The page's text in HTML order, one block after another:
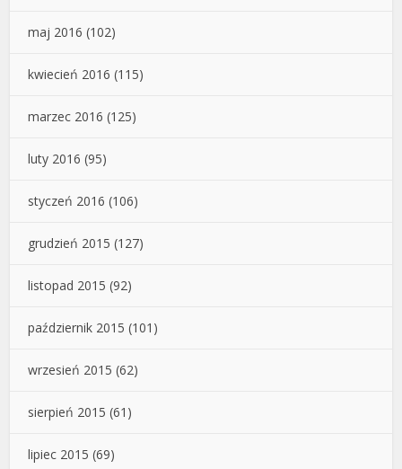
maj 2016 (102)
kwiecień 2016 (115)
marzec 2016 (125)
luty 2016 (95)
styczeń 2016 (106)
grudzień 2015 (127)
listopad 2015 (92)
październik 2015 (101)
wrzesień 2015 (62)
sierpień 2015 (61)
lipiec 2015 (69)